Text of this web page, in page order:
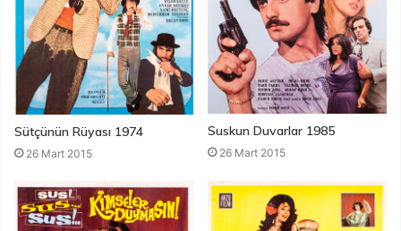
Sütçünün Rüyası 1974
26 Mart 2015
Suskun Duvarlar 1985
26 Mart 2015